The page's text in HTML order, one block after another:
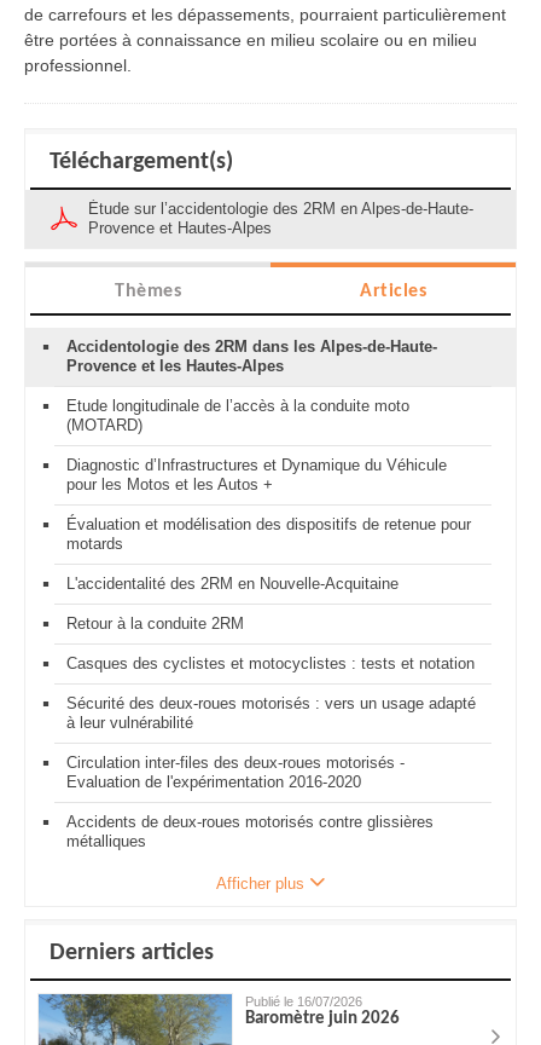
de carrefours et les dépassements, pourraient particulièrement
être portées à connaissance en milieu scolaire ou en milieu
professionnel.
Téléchargement(s)
Étude sur l’accidentologie des 2RM en Alpes-de-Haute-
Provence et Hautes-Alpes
Thèmes Articles
Accidentologie des 2RM dans les Alpes-de-Haute-
Provence et les Hautes-Alpes
Etude longitudinale de l’accès à la conduite moto
(MOTARD)
Diagnostic d’Infrastructures et Dynamique du Véhicule
pour les Motos et les Autos +
Évaluation et modélisation des dispositifs de retenue pour
motards
L'accidentalité des 2RM en Nouvelle-Acquitaine
Retour à la conduite 2RM
Casques des cyclistes et motocyclistes : tests et notation
Sécurité des deux-roues motorisés : vers un usage adapté
à leur vulnérabilité
Circulation inter-files des deux-roues motorisés -
Evaluation de l'expérimentation 2016-2020
Accidents de deux-roues motorisés contre glissières
métalliques
Afficher plus
Derniers articles
Publié le 16/07/2026
Baromètre juin 2026